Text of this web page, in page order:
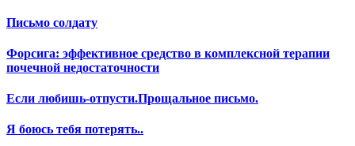
Письмо солдату
Форсига: эффективное средство в комплексной терапии
почечной недостаточности
Если любишь-отпусти.Прощальное письмо.
Я боюсь тебя потерять..